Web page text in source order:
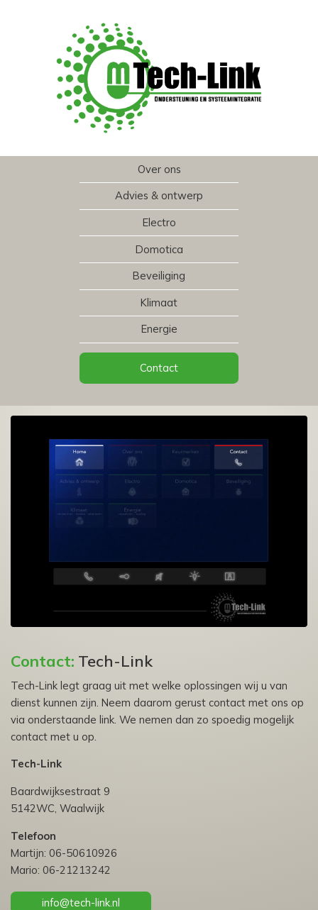
Over ons
Advies & ontwerp
Electro
Domotica
Beveiliging
Klimaat
Energie
Contact
Contact: Tech-Link
Tech-Link legt graag uit met welke oplossingen wij u van
dienst kunnen zijn. Neem daarom gerust contact met ons op
via onderstaande link. We nemen dan zo spoedig mogelijk
contact met u op.
Tech-Link
Baardwijksestraat 9
5142WC, Waalwijk
Telefoon
Martijn: 06-50610926
Mario: 06-21213242
info@tech-link.nl